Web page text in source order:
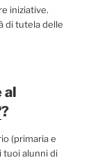
iniziative.
di tutela delle
al
?
(primaria e
tuoi alunni di